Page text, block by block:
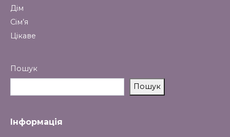
Дім
Сім’я
Цікаве
Пошук
Пошук
Інформація